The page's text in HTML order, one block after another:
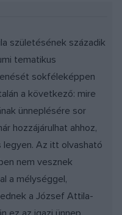
születésének századik
tematikus
sokféleképpen
a következő: mire
ünneplésére sor
hozzájárulhat ahhoz,
legyen. Az itt olvasható
nem vesznek
a mélységgel,
a József Attila-